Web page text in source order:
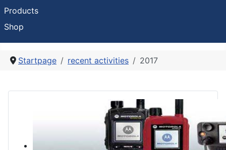
Products
Shop
Startpage recent activities 2017